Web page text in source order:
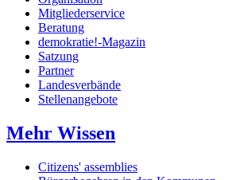
Mitgliederservice
Beratung
demokratie!-Magazin
Satzung
Partner
Landesverbände
Stellenangebote
Mehr Wissen
Citizens' assemblies